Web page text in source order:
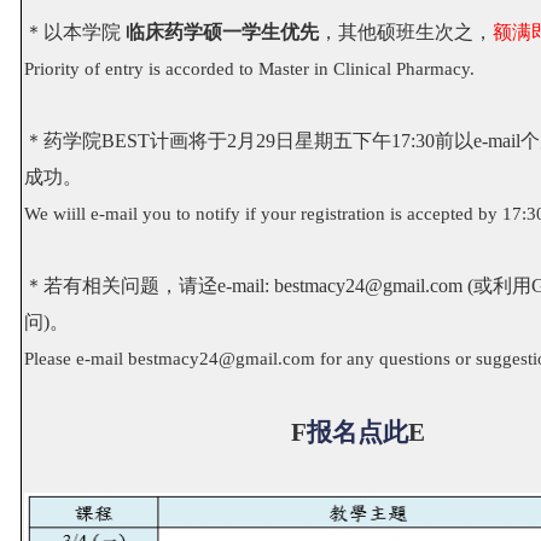
＊以本学院 临床药学硕一学生优先，其他硕班生次之，额满
Priority of entry is accorded to Master in Clinical Pharmacy.
＊药学院BEST计画将于2月29日星期五下午17:30前以e-mail
成功。
We wiill e-mail you to notify if your registration is accepted by
＊若有相关问题，请迳e-mail: bestmacy24@gmail.com (或利用
问)。
Please e-mail bestmacy24@gmail.com for any questions or
F报名点此E